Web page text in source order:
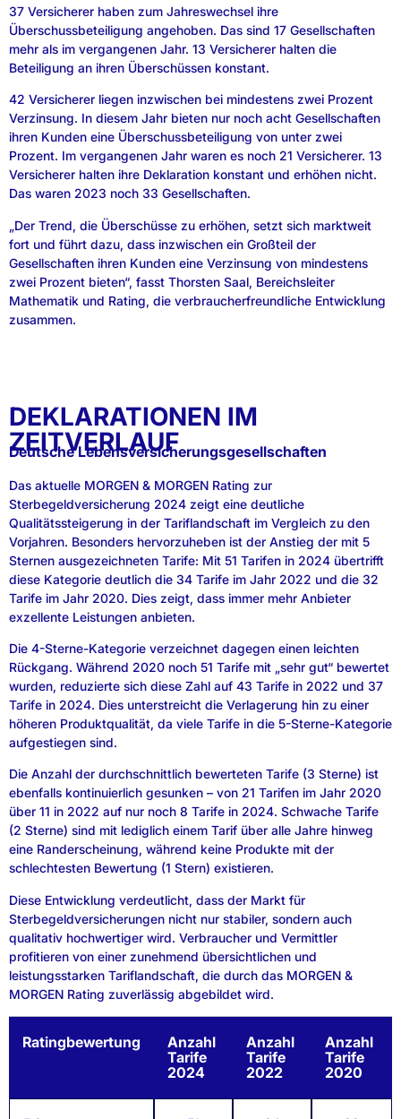
37 Versicherer haben zum Jahreswechsel ihre
Überschussbeteiligung angehoben. Das sind 17 Gesellschaften
mehr als im vergangenen Jahr. 13 Versicherer halten die
Beteiligung an ihren Überschüssen konstant.
42 Versicherer liegen inzwischen bei mindestens zwei Prozent
Verzinsung. In diesem Jahr bieten nur noch acht Gesellschaften
ihren Kunden eine Überschussbeteiligung von unter zwei
Prozent. Im vergangenen Jahr waren es noch 21 Versicherer. 13
Versicherer halten ihre Deklaration konstant und erhöhen nicht.
Das waren 2023 noch 33 Gesellschaften.
„Der Trend, die Überschüsse zu erhöhen, setzt sich marktweit
fort und führt dazu, dass inzwischen ein Großteil der
Gesellschaften ihren Kunden eine Verzinsung von mindestens
zwei Prozent bieten“, fasst Thorsten Saal, Bereichsleiter
Mathematik und Rating, die verbraucherfreundliche Entwicklung
zusammen.
DEKLARATIONEN IM
ZEITVERLAUF
Deutsche Lebensversicherungsgesellschaften
Das aktuelle MORGEN & MORGEN Rating zur
Sterbegeldversicherung 2024 zeigt eine deutliche
Qualitätssteigerung in der Tariflandschaft im Vergleich zu den
Vorjahren. Besonders hervorzuheben ist der Anstieg der mit 5
Sternen ausgezeichneten Tarife: Mit 51 Tarifen in 2024 übertrifft
diese Kategorie deutlich die 34 Tarife im Jahr 2022 und die 32
Tarife im Jahr 2020. Dies zeigt, dass immer mehr Anbieter
exzellente Leistungen anbieten.
Die 4-Sterne-Kategorie verzeichnet dagegen einen leichten
Rückgang. Während 2020 noch 51 Tarife mit „sehr gut“ bewertet
wurden, reduzierte sich diese Zahl auf 43 Tarife in 2022 und 37
Tarife in 2024. Dies unterstreicht die Verlagerung hin zu einer
höheren Produktqualität, da viele Tarife in die 5-Sterne-Kategorie
aufgestiegen sind.
Die Anzahl der durchschnittlich bewerteten Tarife (3 Sterne) ist
ebenfalls kontinuierlich gesunken – von 21 Tarifen im Jahr 2020
über 11 in 2022 auf nur noch 8 Tarife in 2024. Schwache Tarife
(2 Sterne) sind mit lediglich einem Tarif über alle Jahre hinweg
eine Randerscheinung, während keine Produkte mit der
schlechtesten Bewertung (1 Stern) existieren.
Diese Entwicklung verdeutlicht, dass der Markt für
Sterbegeldversicherungen nicht nur stabiler, sondern auch
qualitativ hochwertiger wird. Verbraucher und Vermittler
profitieren von einer zunehmend übersichtlichen und
leistungsstarken Tariflandschaft, die durch das MORGEN &
MORGEN Rating zuverlässig abgebildet wird.
Ratingbewertung
Anzahl
Tarife
2024
Anzahl
Tarife
2022
Anzahl
Tarife
2020